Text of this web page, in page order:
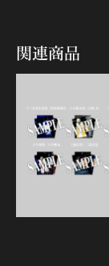
関連商品